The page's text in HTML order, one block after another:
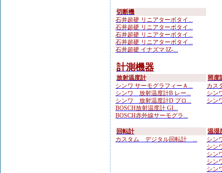
切断機
石井超硬 リニアターボタイ...
石井超硬 リニアターボタイ...
石井超硬 リニアターボタイ...
石井超硬 リニアターボタイ...
石井超硬 イナズマ IZ-...
計測機器
放射温度計
シンワ サーモグラフィーＡ...
シンワ 放射温度計B レー...
シンワ 放射温度計D プロ...
BOSCH放射温度計 GI...
BOSCH赤外線サーモグラ...
照度
カス
シン
シン
回転計
カスタム デジタル回転計 ...
温湿
シン
シン
シン
シン
シン